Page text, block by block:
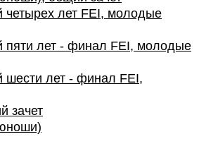
лет FEI, молодые
пяти лет - финал FEI, молодые
лет - финал FEI,
зачет